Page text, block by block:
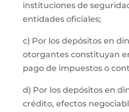
instituciones de
entidades oficiales;
c) Por los depósitos en
otorgantes constituyan
pago de impuestos o
d) Por los depósitos en
crédito, efectos